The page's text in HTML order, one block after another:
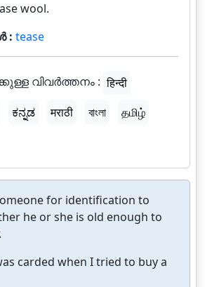
wool.
: tease
വിവർത്തനം : हिन्दी
ಕನ್ನಡ मराठी বাংলা
தமிழ்
for identification to
he or she is old enough to
carded when I tried to buy a